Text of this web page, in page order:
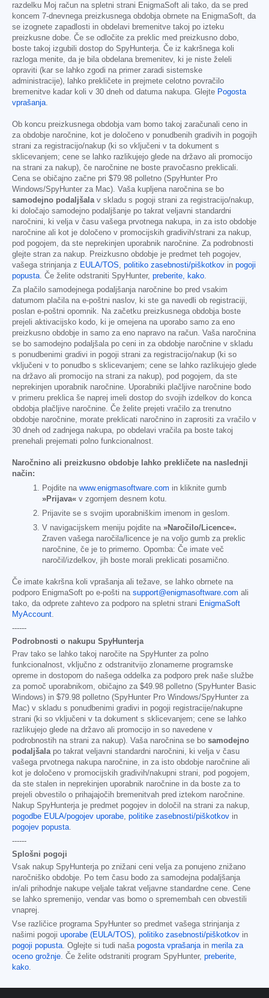
razdelku Moj račun na spletni strani EnigmaSoft ali tako, da se pred
koncem 7-dnevnega preizkusnega obdobja obrnete na EnigmaSoft, da
se izognete zapadlosti in obdelavi bremenitve takoj po izteku
preizkusne dobe. Če se odločite za preklic med preizkusno dobo,
boste takoj izgubili dostop do SpyHunterja. Če iz kakršnega koli
razloga menite, da je bila obdelana bremenitev, ki je niste želeli
opraviti (kar se lahko zgodi na primer zaradi sistemske
administracije), lahko prekličete in prejmete celotno povračilo
bremenitve kadar koli v 30 dneh od datuma nakupa. Glejte Pogosta
vprašanja
Ob koncu preizkusnega obdobja vam bomo takoj zaračunali ceno in
za obdobje naročnine, kot je določeno v ponudbenih gradivih in pogojih
strani za registracijo/nakup (ki so vključeni v ta dokument s
sklicevanjem; cene se lahko razlikujejo glede na državo ali promocijo
na strani za nakup), če naročnine ne boste pravočasno preklicali.
Cena se običajno začne pri $79.98 polletno (SpyHunter Pro
Windows/SpyHunter za Mac). Vaša kupljena naročnina se bo
samodejno podaljšala v skladu s pogoji strani za registracijo/nakup,
ki določajo samodejno podaljšanje po takrat veljavni standardni
naročnini, ki velja v času vašega prvotnega nakupa, in za isto obdobje
naročnine ali kot je določeno v promocijskih gradivih/strani za nakup,
pod pogojem, da ste neprekinjen uporabnik naročnine. Za podrobnosti
glejte stran za nakup. Preizkusno obdobje je predmet teh pogojev,
vašega strinjanja z EULA/TOS politiko zasebnosti/piškotkov in pogoji
popusta . Če želite odstraniti SpyHunter, preberite, kako
Za plačilo samodejnega podaljšanja naročnine bo pred vsakim
datumom plačila na e-poštni naslov, ki ste ga navedli ob registraciji,
poslan e-poštni opomnik. Na začetku preizkusnega obdobja boste
prejeli aktivacijsko kodo, ki je omejena na uporabo samo za eno
preizkusno obdobje in samo za eno napravo na račun. Vaša naročnina
se bo samodejno podaljšala po ceni in za obdobje naročnine v skladu
s ponudbenimi gradivi in pogoji strani za registracijo/nakup (ki so
vključeni v to ponudbo s sklicevanjem; cene se lahko razlikujejo glede
na državo ali promocijo na strani za nakup), pod pogojem, da ste
neprekinjen uporabnik naročnine. Uporabniki plačljive naročnine bodo
v primeru preklica še naprej imeli dostop do svojih izdelkov do konca
obdobja plačljive naročnine. Če želite prejeti vračilo za trenutno
obdobje naročnine, morate preklicati naročnino in zaprositi za vračilo v
30 dneh od zadnjega nakupa, po obdelavi vračila pa boste takoj
prenehali prejemati polno funkcionalnost.
Naročnino ali preizkusno obdobje lahko prekličete na naslednji
način:
Pojdite na www.enigmasoftware.com in kliknite gumb
»Prijava« v zgornjem desnem kotu.
Prijavite se s svojim uporabniškim imenom in geslom.
V navigacijskem meniju pojdite na »Naročilo/Licence«.
Zraven vašega naročila/licence je na voljo gumb za preklic
naročnine, če je to primerno. Opomba: Če imate več
naročil/izdelkov, jih boste morali preklicati posamično.
Če imate kakršna koli vprašanja ali težave, se lahko obrnete na
podporo EnigmaSoft po e-pošti na support@enigmasoftware.com ali
tako, da odprete zahtevo za podporo na spletni strani EnigmaSoft
MyAccount.
------
Podrobnosti o nakupu SpyHunterja
Prav tako se lahko takoj naročite na SpyHunter za polno
funkcionalnost, vključno z odstranitvijo zlonamerne programske
opreme in dostopom do našega oddelka za podporo prek naše službe
za pomoč uporabnikom, običajno za $49.98 polletno (SpyHunter Basic
Windows) in $79.98 polletno (SpyHunter Pro Windows/SpyHunter za
Mac) v skladu s ponudbenimi gradivi in pogoji registracije/nakupne
strani (ki so vključeni v ta dokument s sklicevanjem; cene se lahko
razlikujejo glede na državo ali promocijo in so navedene v
podrobnostih na strani za nakup). Vaša naročnina se bo samodejno
podaljšalapo takrat veljavni standardni naročnini, ki velja v času
vašega prvotnega nakupa naročnine, in za isto obdobje naročnine ali
kot je določeno v promocijskih gradivih/nakupni strani, pod pogojem,
da ste stalen in neprekinjen uporabnik naročnine in da boste za to
prejeli obvestilo o prihajajočih bremenitvah pred iztekom naročnine.
Nakup SpyHunterja je predmet pogojev in določil na strani za nakup,
pogodbe EULA/pogojev uporabe, politike zasebnosti/piškotkov in
pogojev popusta.
------
Splošni pogoji
Vsak nakup SpyHunterja po znižani ceni velja za ponujeno znižano
naročniško obdobje. Po tem času bodo za samodejna podaljšanja
in/ali prihodnje nakupe veljale takrat veljavne standardne cene. Cene
se lahko spremenijo, vendar vas bomo o spremembah cen obvestili
vnaprej.
Vse različice programa SpyHunter so predmet vašega strinjanja z
našimi pogoji uporabe (EULA/TOS), politiko zasebnosti/piškotkov in
pogoji popusta. Oglejte si tudi naša pogosta vprašanjain merila za
oceno grožnje. Če želite odstraniti program SpyHunter, preberite,
kako.